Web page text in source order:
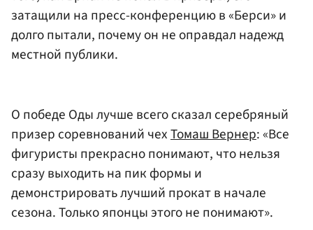
затащили на пресс-конференцию в «Берси» и
долго пытали, почему он не оправдал надежд
местной публики.
О победе Оды лучше всего сказал серебряный
призер соревнований чехТомаш Вернер: «Все
фигуристы прекрасно понимают, что нельзя
сразу выходить на пик формы и
демонстрировать лучший прокат в начале
сезона. Только японцы этого не понимают».